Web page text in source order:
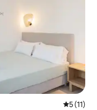
Средна
5 (11)